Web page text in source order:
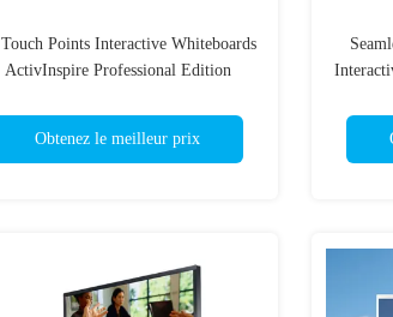
Points Interactive Whiteboards
ActivInspire Professional Edition
Obtenez le meilleur prix